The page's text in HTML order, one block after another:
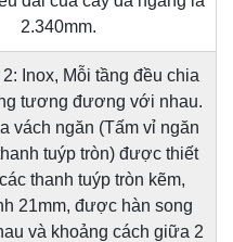
2.340mm.
Inox, Mỗi tầng đều chia
tương đương với nhau.
vách ngăn (Tấm vỉ ngăn
tuýp tròn) được thiết
thanh tuýp tròn kẽm,
21mm, được hàn song
và khoảng cách giữa 2